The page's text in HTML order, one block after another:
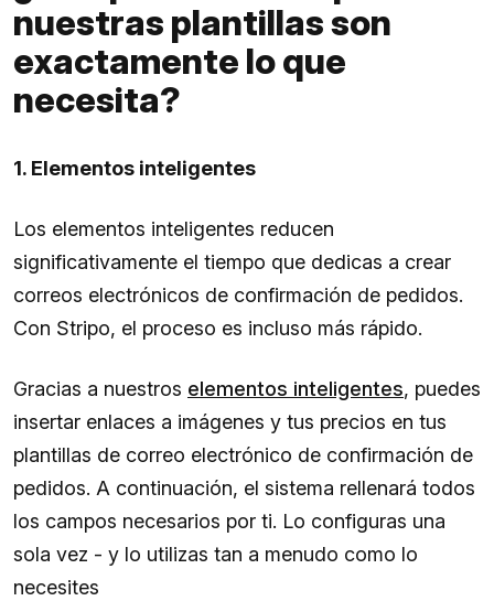
nuestras plantillas son
exactamente lo que
necesita?
1. Elementos inteligentes
Los elementos inteligentes reducen
significativamente el tiempo que dedicas a crear
correos electrónicos de confirmación de pedidos.
Con Stripo, el proceso es incluso más rápido.
Gracias a nuestros elementos inteligentes, puedes
insertar enlaces a imágenes y tus precios en tus
plantillas de correo electrónico de confirmación de
pedidos. A continuación, el sistema rellenará todos
los campos necesarios por ti. Lo configuras una
sola vez - y lo utilizas tan a menudo como lo
necesites